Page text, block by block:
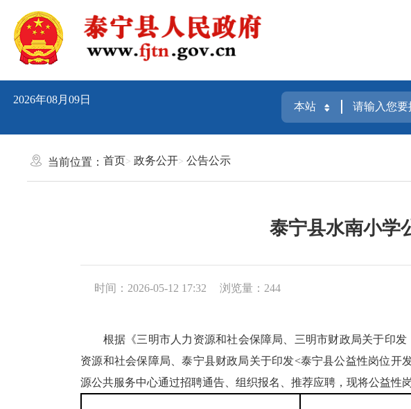
2026年08月09日
当前位置：首页 政务公开 公告公示
泰宁县水南小学
时间：2026-05-12 17:32 浏览量：244
根据《三明市人力资源和社会保障局、三明市财政局关于印发
资源和社会保障局、泰宁县财政局关于印发<泰宁县公益性岗位开
源公共服务中心通过招聘通告、组织报名、推荐应聘，现将公益性